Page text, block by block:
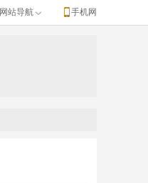
网站导航 手机网